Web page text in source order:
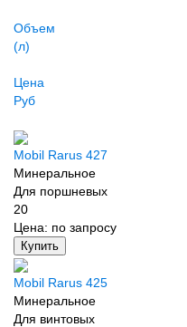
Объем
(л)
Цена
Руб
Mobil Rarus 427
Минеральное
Для поршневых
20
Цена: по запросу
Купить
Mobil Rarus 425
Минеральное
Для винтовых